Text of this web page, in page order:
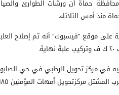
محافظة حماة أن ورشات الطوارئ
منذ أمس الثلاثاء.
مركزتحويل أمهات المؤمنين ١٨٥مم.